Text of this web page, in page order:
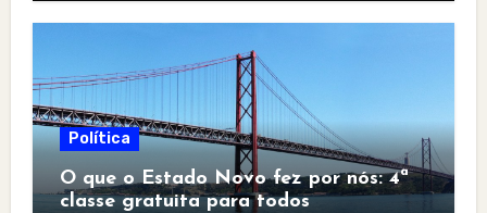
Política
O que o Estado Novo fez por nós: 4ª
classe gratuita para todos